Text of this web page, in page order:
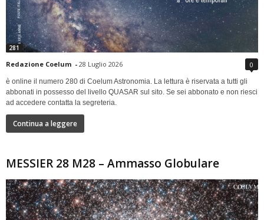
281
Redazione Coelum - 28 Luglio 2026 0
è online il numero 280 di Coelum Astronomia. La lettura è riservata a tutti gli
abbonati in possesso del livello QUASAR sul sito. Se sei abbonato e non riesci
ad accedere contatta la segreteria.
Continua a leggere
MESSIER 28 M28 – Ammasso Globulare